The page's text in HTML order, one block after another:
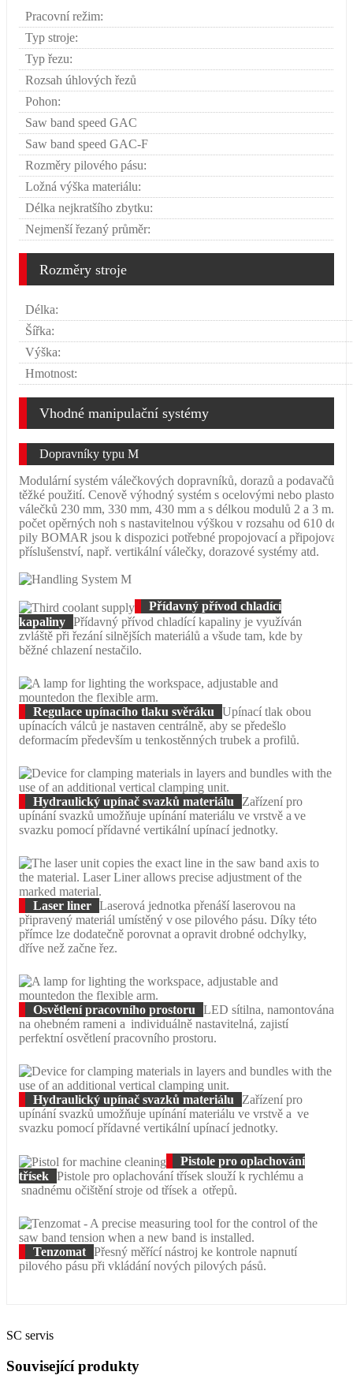
Pracovní režim:
Typ stroje:
Typ řezu:
Rozsah úhlových řezů
Pohon:
Saw band speed GAC
Saw band speed GAC-F
Rozměry pilového pásu:
Ložná výška materiálu:
Délka nejkratšího zbytku:
Nejmenší řezaný průměr:
Rozměry stroje
Délka:
Šířka:
Výška:
Hmotnost:
Vhodné manipulační systémy
Dopravníky typu M
Modulární systém válečkových dopravníků, dorazů a podavačů
těžké použití. Cenově výhodný systém s ocelovými nebo
válečků 230 mm, 330 mm, 430 mm a s délkou modulů 2 a 3 m.
počet opěrných noh s nastavitelnou výškou v rozsahu od 610 do
pily BOMAR jsou k dispozici potřebné propojovací a připojovací
příslušenství, např. vertikální válečky, dorazové systémy atd.
Přídavný přívod chladící
kapaliny Přídavný přívod chladící kapaliny je využíván
zvláště při řezání silnějších materiálů a všude tam, kde by
běžné chlazení nestačilo.
Regulace upínacího tlaku svěráku
Upínací tlak obou
upínacích válců je nastaven centrálně, aby se předešlo
deformacím především u tenkostěnných trubek a profilů.
Hydraulický upínač svazků materiálu
Zařízení pro
upínání svazků umožňuje upínání materiálu ve vrstvě a ve
svazku pomocí přídavné vertikální upínací jednotky.
Laser liner Laserová jednotka přenáší laserovou na
připravený materiál umístěný v ose pilového pásu. Díky této
přímce lze dodatečně porovnat a opravit drobné odchylky,
dříve než začne řez.
Osvětlení pracovního prostoru
LED sítilna, namontována
na ohebném rameni a individuálně nastavitelná, zajistí
perfektní osvětlení pracovního prostoru.
Hydraulický upínač svazků materiálu
Zařízení pro
upínání svazků umožňuje upínání materiálu ve vrstvě a ve
svazku pomocí přídavné vertikální upínací jednotky.
Pistole pro oplachování
třísek Pistole pro oplachování třísek slouží k rychlému a
snadnému očištění stroje od třísek a otřepů.
Tenzomat Přesný měřící nástroj ke kontrole napnutí
pilového pásu při vkládání nových pilových pásů.
SC servis
Související produkty